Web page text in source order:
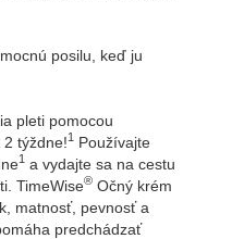
posilu, keď ju
pleti pomocou
týždne!1
Používajte
1 a vydajte sa na cestu
TimeWise® Očný krém
matnosť, pevnosť a
predchádzať